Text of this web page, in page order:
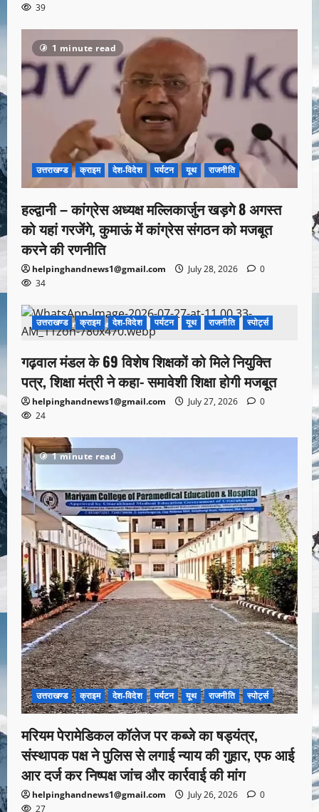
39
1 minute read
उत्तराखण्ड क्राइम देश-विदेश पर्यटन यूथ राजनीति
हल्द्वानी – कांग्रेस अध्यक्ष मल्लिकार्जुन खड़गे 8 अगस्त
को यहां गरजेंगे, कुमाऊं में कांग्रेस संगठन को मजबूत
करने की रणनीति
helpinghandnews1@gmail.com July 28, 2026
0
34
1 minute read
उत्तराखण्ड क्राइम देश-विदेश पर्यटन यूथ राजनीति स्पोर्ट्स
गढ़वाल मंडल के 69 विशेष शिक्षकों को मिले नियुक्ति
पत्र, शिक्षा मंत्री ने कहा- समावेशी शिक्षा होगी मजबूत
helpinghandnews1@gmail.com July 27, 2026
0
24
1 minute read
उत्तराखण्ड क्राइम देश-विदेश पर्यटन यूथ राजनीति स्पोर्ट्स
मरियम पेरामेडिकल कॉलेज पर कब्जे का षड्यंत्र,
संस्थापक पक्ष ने पुलिस से लगाई न्याय की गुहार, एफ आई
आर दर्ज कर निष्पक्ष जांच और कार्रवाई की मांग
helpinghandnews1@gmail.com July 26, 2026
0
27